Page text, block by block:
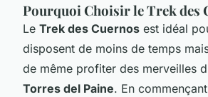
Pourquoi Choisir le Trek des
Le Trek des Cuernos est idéal
disposent de moins de temps
de même profiter des merveilles
Torres del Paine. En